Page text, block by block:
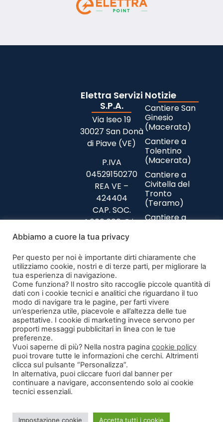
Elettra Servizi
S.P.A.
Via Iseo 19
30027 San Donà
di Piave (VE)
P.IVA
04529150270
REA VE –
424404
CAP. SOC.
4.000.000 € i.v.
Privacy Policy
Codice Etico
Politiche parità
di genere
Modulo di
recesso
Segnalazione
illeciti
Notizie
Cantiere San
Ginesio
(Macerata)
Cantiere a
Tolentino
(Macerata)
Cantiere a
Civitella del
Tronto
(Teramo)
Cantiere a
Foligno (Perugia)
Cantiere a
Teramo
©2026 Tutti i diritti sono riservati
La società ha ricevuto nel corso del 2020 aiuti di stato pubblicati sul
Abbiamo a cuore la tua privacy
Per questo per noi è importante dirti chiaramente che
utilizziamo cookie, nostri e di terze parti, per migliorare la
tua esperienza di navigazione.
Come funziona? Il nostro sito raccoglie piccole quantità di
dati con i cookie tecnici e analitici che riguardano il tuo
modo di navigare tra le pagine, per farti vivere
un’esperienza utile, piacevole e all’altezza delle tue
aspettative. I cookie di marketing invece servono per
proporti messaggi pubblicitari in linea con le tue
preferenze.
Vuoi saperne di più? Nella nostra pagina cookie policy
puoi trovare tutte le informazioni che cerchi. Altrimenti
clicca sul pulsante “Personalizza”.
In alternativa, puoi cliccare fuori dal banner per
continuare a navigare, acconsentendo solo ai cookie
tecnici essenziali.
Impostazione cookie Accetta tutti i cookie